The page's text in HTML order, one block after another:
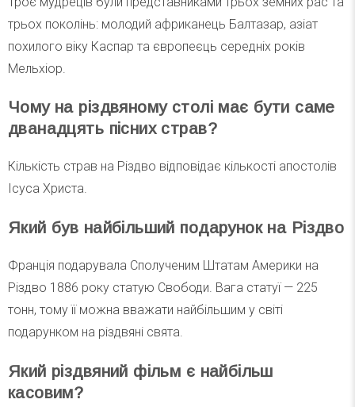
трьох поколінь: молодий африканець Балтазар, азіат
похилого віку Каспар та європеєць середніх років
Мельхіор.
Чому на різдвяному столі має бути саме
дванадцять пісних страв?
Кількість страв на Різдво відповідає кількості апостолів
Ісуса Христа.
Який був найбільший подарунок на Різдво
Франція подарувала Сполученим Штатам Америки на
Різдво 1886 року статую Свободи. Вага статуї — 225
тонн, тому її можна вважати найбільшим у світі
подарунком на різдвяні свята.
Який різдвяний фільм є найбільш
касовим?